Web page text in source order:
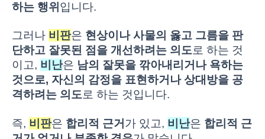
하는 행위 입니다.
그러나 비판은 현상이나 사물의 옳고 그름을 판
단하고 잘못된 점을 개선하려는 의도로 하는 것
이고, 비난은 남의 잘못을 깎아내리거나 욕하는
것으로, 자신의 감정을 표현하거나 상대방을 공
격하려는 의도로 하는 것입니다.
즉, 비판은 합리적 근거 가 있고, 비난은 합리적 근